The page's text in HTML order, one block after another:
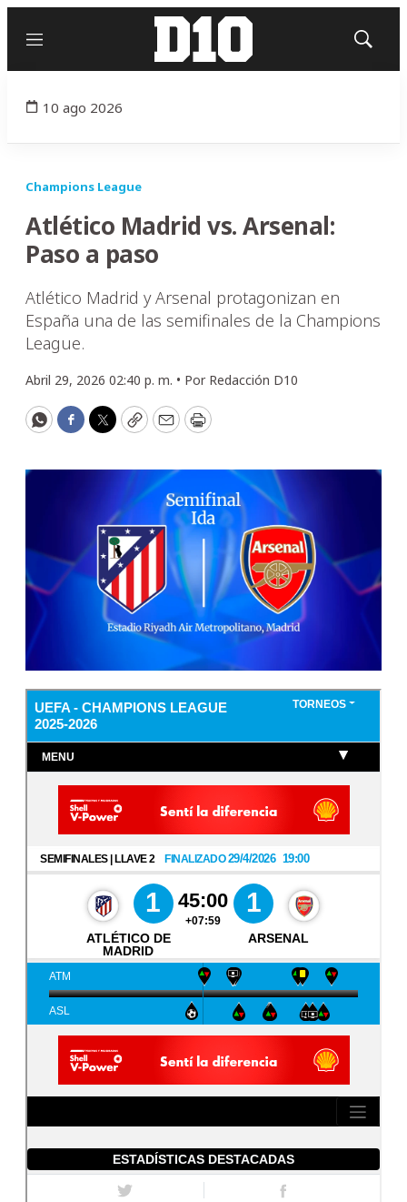
Menú
Mostrar
10 ago 2026
Champions League
Atlético Madrid vs. Arsenal:
Paso a paso
Atlético Madrid y Arsenal protagonizan en
España una de las semifinales de la Champions
League.
Abril 29, 2026 02:40 p. m. • Por Redacción D10
WhatsApp
Facebook
Twitter
CopyEmailPrint